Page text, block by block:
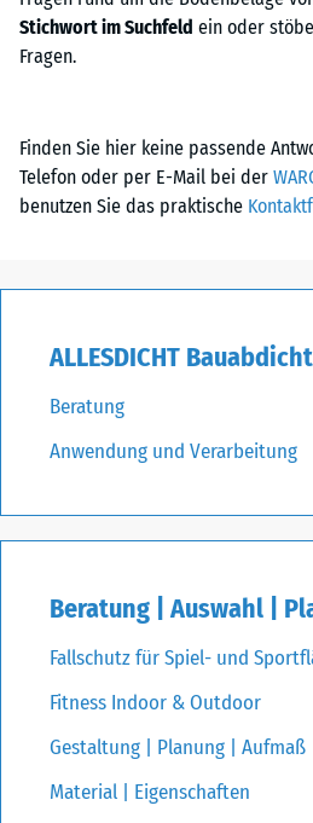
Stichwort im Suchfeld ein oder
Fragen.
Finden Sie hier keine passende
Telefon oder per E-Mail bei der
benutzen Sie das praktische
ALLESDICHT
Beratung
Anwendung und Verarbeitung
Beratung | Auswahl |
Fallschutz für Spiel- und
Fitness Indoor & Outdoor
Gestaltung | Planung | Aufmaß
Material | Eigenschaften